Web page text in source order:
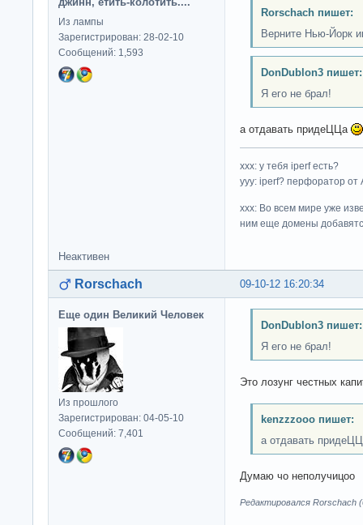
Из лампы
Зарегистрирован: 28-02-10
Сообщений: 1,593
Rorschach пишет:
Верните Нью-Йорк
DonDublon3 пишет:
Я его не брал!
а отдавать придеЦЦа
ххх: у тебя iperf есть?
yyy: iperf? перфоратор от
xxx: Во всем мире уже
ним еще домены
Неактивен
09-10-12 16:20:34
Rorschach
Еще один Великий Человек
Из прошлого
Зарегистрирован: 04-05-10
Сообщений: 7,401
DonDublon3 пишет:
Я его не брал!
Это лозунг честных
kenzzzooo пишет:
а отдавать
Думаю чо неполучицоо
Редактировался Rorschach